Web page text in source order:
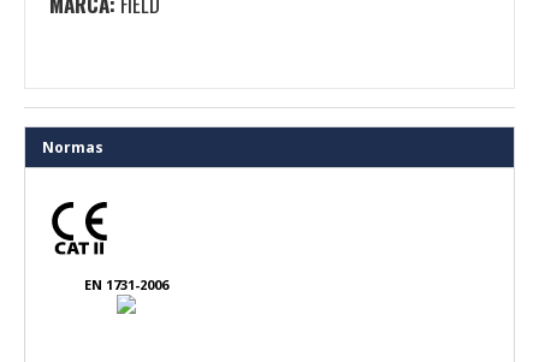
Normas
EN 1731-2006